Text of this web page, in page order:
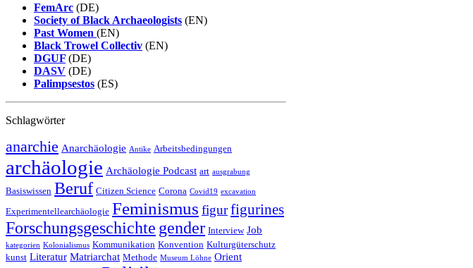
FemArc (DE)
Society of Black Archaeologists (EN)
Past Women (EN)
Black Trowel Collectiv (EN)
DGUF (DE)
DASV (DE)
Palimpsestos (ES)
Schlagwörter
anarchie Anarchäologie Antike Arbeitsbedingungen
archäologie Archäologie Podcast art ausgrabung
Basiswissen Beruf Citizen Science Corona Covid19 excavation
Experimentellearchäologie Feminismus figurfigurines
Forschungsgeschichte gender Interview Job
kategorien Kolonialismus Kommunikation Konvention Kulturgüterschutz
kunst Literatur Matriarchat Methode Museum Löhne Orient